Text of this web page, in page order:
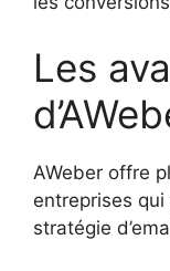
Les
AWeber offre
entreprises
stratégie